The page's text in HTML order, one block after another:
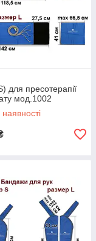
для пресотерапії
мод.1002